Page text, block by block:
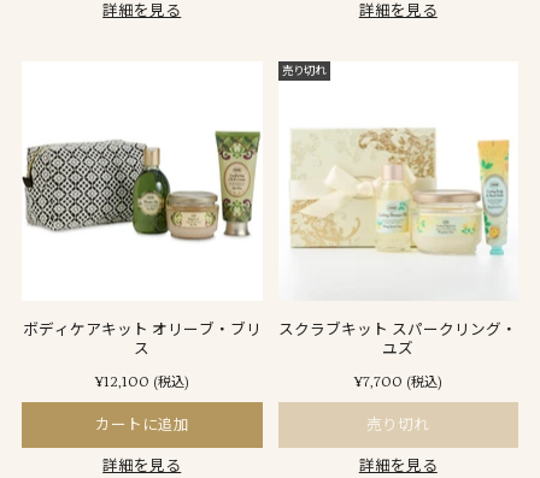
詳細を見る 詳細を見る
ボディケアキット オリーブ・ブリ
ス
¥12,100 (税込)
カートに追加
詳細を見る
売り切れ
スクラブキット スパークリング・
ユズ
¥7,700 (税込)
売り切れ
詳細を見る